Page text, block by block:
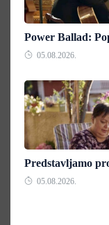
Power Ballad:
05.08.2026.
Predstavljamo
05.08.2026.